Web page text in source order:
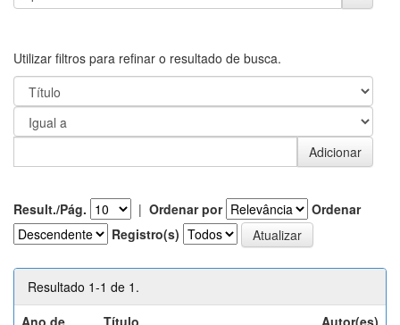
Utilizar filtros para refinar o resultado de busca.
Result./Pág. | Ordenar por
Ordenar
Registro(s)
Resultado 1-1 de 1.
Ano de
Título Autor(es)